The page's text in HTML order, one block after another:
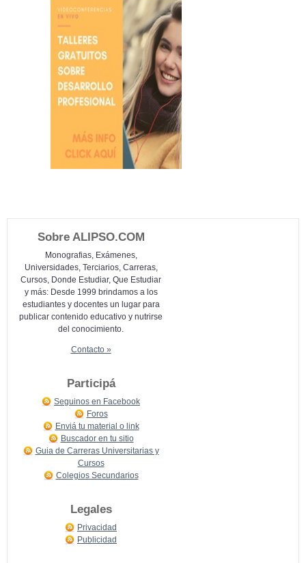
Sobre ALIPSO.COM
Monografias, Exámenes,
Universidades, Terciarios, Carreras,
Cursos, Donde Estudiar, Que Estudiar
y más: Desde 1999 brindamos a los
estudiantes y docentes un lugar para
publicar contenido educativo y nutrirse
del conocimiento.
Contacto »
Participá
Seguinos en Facebook
Foros
Enviá tu material o link
Buscador en tu sitio
Guia de Carreras Universitarias y
Cursos
Colegios Secundarios
Legales
Privacidad
Publicidad